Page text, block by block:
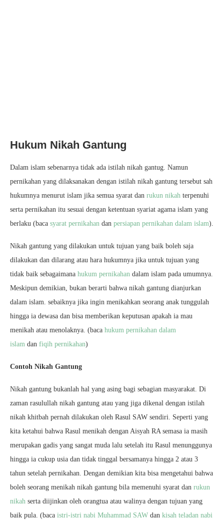
Hukum Nikah Gantung
Dalam islam sebenarnya tidak ada istilah nikah gantug. Namun
pernikahan yang dilaksanakan dengan istilah nikah gantung tersebut sah
hukumnya menurut islam jika semua syarat dan rukun nikah terpenuhi
serta pernikahan itu sesuai dengan ketentuan syariat agama islam yang
berlaku (baca syarat pernikahan dan persiapan pernikahan dalam islam).
Nikah gantung yang dilakukan untuk tujuan yang baik boleh saja
dilakukan dan dilarang atau hara hukumnya jika untuk tujuan yang
tidak baik sebagaimana hukum pernikahan dalam islam pada umumnya.
Meskipun demikian, bukan berarti bahwa nikah gantung dianjurkan
dalam islam. sebaiknya jika ingin menikahkan seorang anak tunggulah
hingga ia dewasa dan bisa memberikan keputusan apakah ia mau
menikah atau menolaknya. (baca hukum pernikahan dalam
islam dan fiqih pernikahan)
Contoh Nikah Gantung
Nikah gantung bukanlah hal yang asing bagi sebagian masyarakat. Di
zaman rasulullah nikah gantung atau yang jiga dikenal dengan istilah
nikah khitbah pernah dilakukan oleh Rasul SAW sendiri. Seperti yang
kita ketahui bahwa Rasul menikah dengan Aisyah RA semasa ia masih
merupakan gadis yang sangat muda lalu setelah itu Rasul menunggunya
hingga ia cukup usia dan tidak tinggal bersamanya hingga 2 atau 3
tahun setelah pernikahan. Dengan demikian kita bisa mengetahui bahwa
boleh seorang menikah nikah gantung bila memenuhi syarat dan rukun
nikah serta diijinkan oleh orangtua atau walinya dengan tujuan yang
baik pula. (baca istri-istri nabi Muhammad SAW dan kisah teladan nabi